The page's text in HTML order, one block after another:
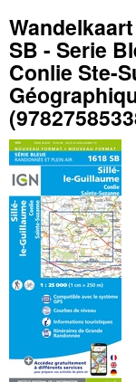
SB - Serie
Conlie Ste-